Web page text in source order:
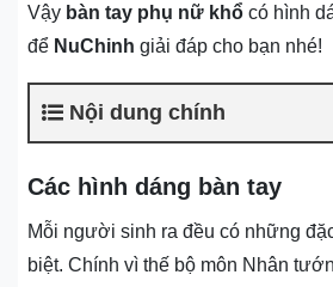
Vậy bàn tay phụ nữ khổ có hình
để NuChinh giải đáp cho bạn nhé!
Nội dung chính
Các hình dáng bàn tay
Mỗi người sinh ra đều có những
biệt. Chính vì thế bộ môn Nhân